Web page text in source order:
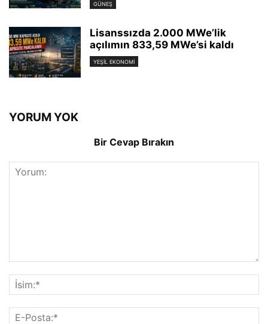
GÜNEŞ
Lisanssızda 2.000 MWe’lik
açılımın 833,59 MWe’si kaldı
YEŞIL EKONOMI
YORUM YOK
Bir Cevap Bırakın